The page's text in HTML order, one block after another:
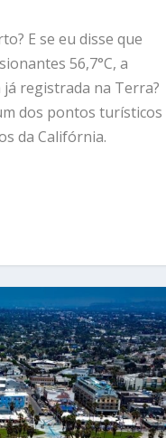
E se eu disse que
56,7°C, a
registrada na Terra?
dos pontos turísticos
da Califórnia.